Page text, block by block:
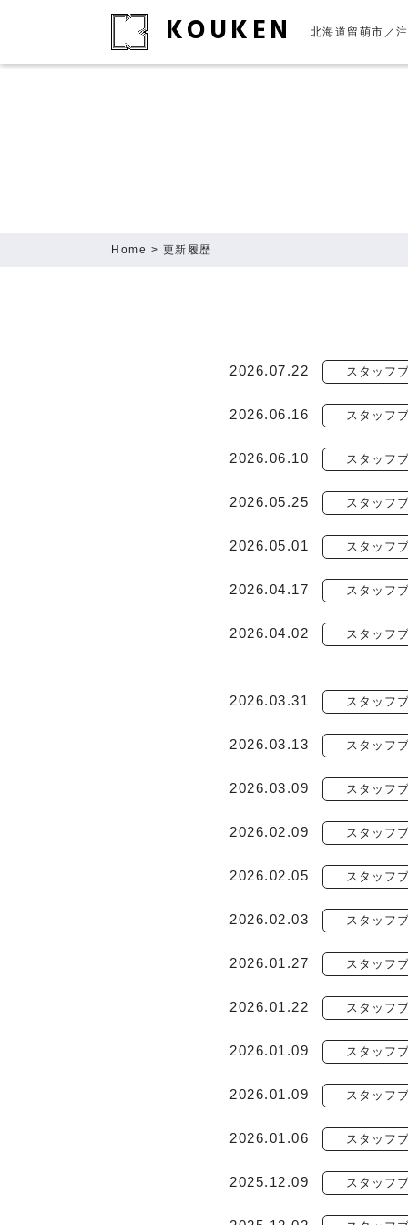
KOUKEN 北海道留萌市／
Home > 更新履歴
2026.07.22 スタッフ
2026.06.16 スタッフ
2026.06.10 スタッフ
2026.05.25 スタッフ
2026.05.01 スタッフ
2026.04.17 スタッフ
2026.04.02 スタッフ
2026.03.31 スタッフ
2026.03.13 スタッフ
2026.03.09 スタッフ
2026.02.09 スタッフ
2026.02.05 スタッフ
2026.02.03 スタッフ
2026.01.27 スタッフ
2026.01.22 スタッフ
2026.01.09 スタッフ
2026.01.09 スタッフ
2026.01.06 スタッフ
2025.12.09 スタッフ